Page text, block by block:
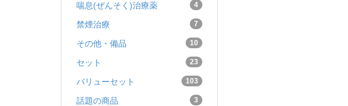
喘息(ぜんそく)治療薬 4
禁煙治療 7
その他・備品 10
セット 23
バリューセット 103
話題の商品 3